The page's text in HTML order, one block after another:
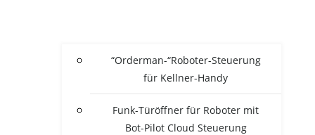
“Orderman-“Roboter-Steuerung
für Kellner-Handy
Funk-Türöffner für Roboter mit
Bot-Pilot Cloud Steuerung